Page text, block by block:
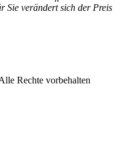
Sie verändert sich der Preis
Rechte vorbehalten